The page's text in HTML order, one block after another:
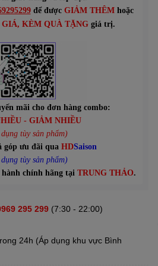
để được GIẢM THÊMhoặc
, KÈM QUÀ TẶNGgiá trị.
mãi cho đơn hàng combo:
- GIẢM NHIỀU
tùy sản phẩm)
góp ưu đãi qua HDSaison
tùy sản phẩm)
chính hãng tại TRUNG THẢO.
295 299(7:30 - 22:00)
24h (Áp dụng khu vực Bình